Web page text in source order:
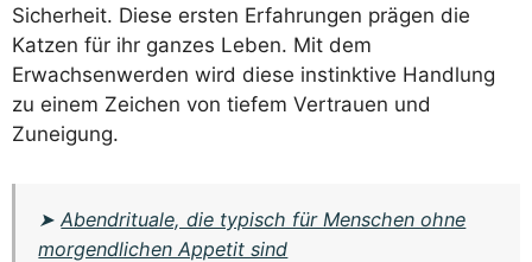
Sicherheit. Diese ersten Erfahrungen prägen die
Katzen für ihr ganzes Leben. Mit dem
Erwachsenwerden wird diese instinktive Handlung
zu einem Zeichen von tiefem Vertrauen und
Zuneigung.
➤Abendrituale, die typisch für Menschen ohne
morgendlichen Appetit sind